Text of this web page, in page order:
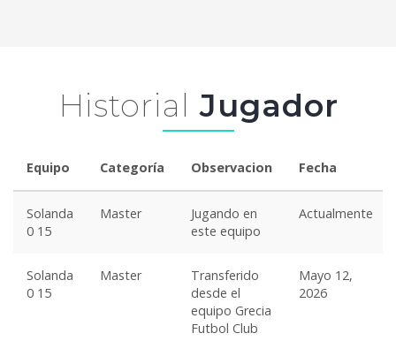
Historial Jugador
Equipo Categoría Observacion Fecha
Solanda
0 15
Master
Jugando en
este equipo
Actualmente
Solanda
0 15
Master
Transferido
desde el
equipo Grecia
Futbol Club
Mayo 12,
2026